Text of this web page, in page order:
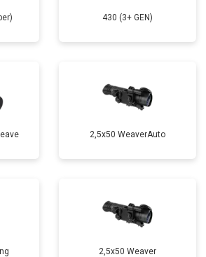
430 (3+ GEN)
2,5x50 WeaverAuto
2,5x50 Weaver